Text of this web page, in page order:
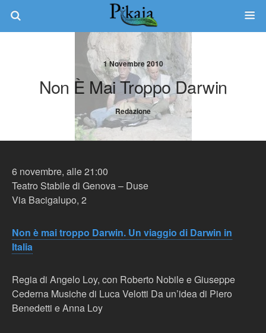
1 Novembre 2010
Non È Mai Troppo Darwin
Redazione
6 novembre, alle 21:00
Teatro Stabile di Genova – Duse
Via Bacigalupo, 2
Non è mai troppo Darwin. Un viaggio di Darwin in
Italia
Regia di Angelo Loy, con Roberto Nobile e Giuseppe
Cederna Musiche di Luca Velotti Da un’idea di Piero
Benedetti e Anna Loy